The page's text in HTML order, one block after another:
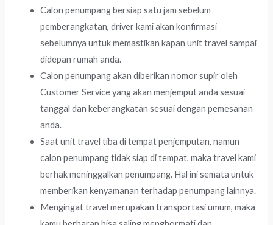
Calon penumpang bersiap satu jam sebelum
pemberangkatan, driver kami akan konfirmasi
sebelumnya untuk memastikan kapan unit travel sampai
didepan rumah anda.
Calon penumpang akan diberikan nomor supir oleh
Customer Service yang akan menjemput anda sesuai
tanggal dan keberangkatan sesuai dengan pemesanan
anda.
Saat unit travel tiba di tempat penjemputan, namun
calon penumpang tidak siap di tempat, maka travel kami
berhak meninggalkan penumpang. Hal ini semata untuk
memberikan kenyamanan terhadap penumpang lainnya.
Mengingat travel merupakan transportasi umum, maka